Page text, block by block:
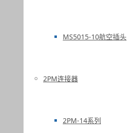
MS5015-10航空插头
2PM连接器
2PM-14系列